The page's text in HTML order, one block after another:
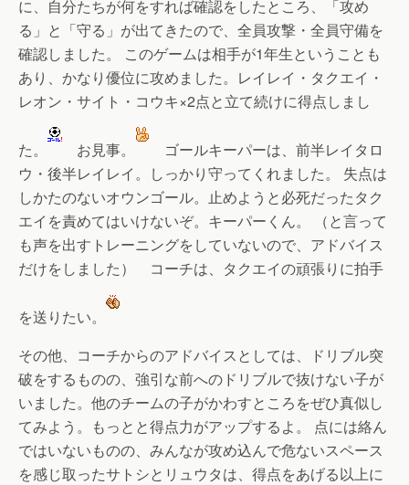
に、自分たちが何をすれば確認をしたところ、「攻め
る」と「守る」が出てきたので、全員攻撃・全員守備を
確認しました。 このゲームは相手が1年生ということも
あり、かなり優位に攻めました。レイレイ・タクエイ・
レオン・サイト・コウキ×2点と立て続けに得点しまし
た。 お見事。
ゴールキーパーは、前半レイタロ
ウ・後半レイレイ。しっかり守ってくれました。 失点は
しかたのないオウンゴール。止めようと必死だったタク
エイを責めてはいけないぞ。キーパーくん。 （と言って
も声を出すトレーニングをしていないので、アドバイス
だけをしました） コーチは、タクエイの頑張りに拍手
を送りたい。
その他、コーチからのアドバイスとしては、ドリブル突
破をするものの、強引な前へのドリブルで抜けない子が
いました。他のチームの子がかわすところをぜひ真似し
てみよう。もっとと得点力がアップするよ。 点には絡ん
ではいないものの、みんなが攻め込んで危ないスペース
を感じ取ったサトシとリュウタは、得点をあげる以上に